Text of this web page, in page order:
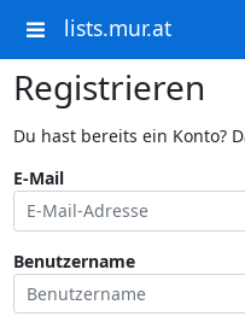
lists.mur.at
Registrieren
Du hast bereits ein Konto?
E-Mail
Benutzername